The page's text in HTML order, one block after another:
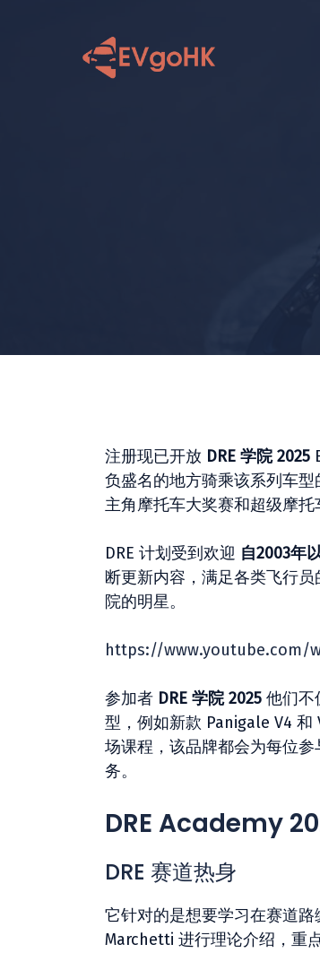
注册现已开放 DRE 学院 2025
负盛名的地方骑乘该系列车
主角摩托车大奖赛和超级摩托
DRE 计划受到欢迎 自2003年
断更新内容，满足各类飞行
院的明星。
https://www.youtube.com/
参加者 DRE 学院 2025 他们不
型，例如新款 Panigale V4
场课程，该品牌都会为每位
务。
DRE Academy
DRE 赛道热身
它针对的是想要学习在赛道
Marchetti 进行理论介绍，重